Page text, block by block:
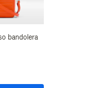
bandolera